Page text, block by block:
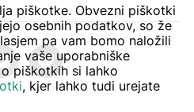
piškotke. Obvezni piškotki
osebnih podatkov, so že
pa vam bomo naložili
vaše uporabniške
piškotkih si lahko
, kjer lahko tudi urejate